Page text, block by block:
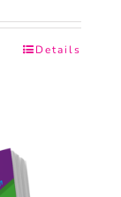
Details